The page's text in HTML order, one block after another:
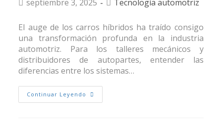
septiembre 3, 2025 Tecnología automotriz
El auge de los carros híbridos ha traído consigo
una transformación profunda en la industria
automotriz. Para los talleres mecánicos y
distribuidores de autopartes, entender las
diferencias entre los sistemas…
Continuar Leyendo